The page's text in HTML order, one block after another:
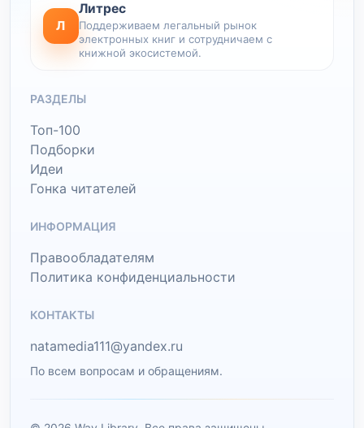
Л
Литрес
Поддерживаем легальный рынок
электронных книг и сотрудничаем с
книжной экосистемой.
РАЗДЕЛЫ
Топ-100
Подборки
Идеи
Гонка читателей
ИНФОРМАЦИЯ
Правообладателям
Политика конфиденциальности
КОНТАКТЫ
natamedia111@yandex.ru
По всем вопросам и обращениям.